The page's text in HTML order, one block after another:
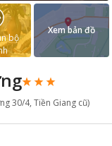
30/4, Tiền Giang cũ)
bộ
Xem bản đồ